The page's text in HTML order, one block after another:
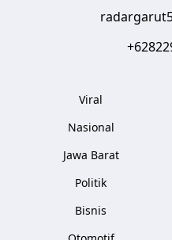
Viral
Nasional
Jawa Barat
Politik
Bisnis